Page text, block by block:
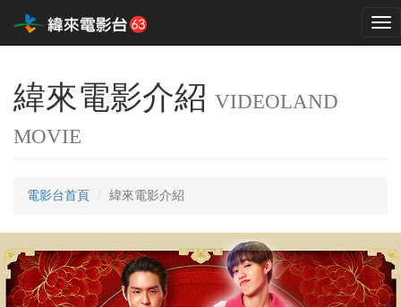
緯來電影介紹 VIDEOLAND
MOVIE
電影台首頁 緯來電影介紹